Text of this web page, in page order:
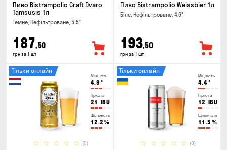
Пиво Bistrampolio Craft Dvaro
Tamsusis 1л
Темне, Нефільтроване, 5.5°
187,50
грн за 1 шт
Пиво Bistrampolio Weissbier 1л
Біле, Нефільтроване, 4.6°
193,50
грн за 1 шт
Міцність
4.9 °
Гіркота
21 IBU
Щільність
12.2 %
(0)
Тільки онлайн
Міцність
4.4°
Гіркота
12 IBU
Щільність
11.5 %
(0)
Тільки онлайн